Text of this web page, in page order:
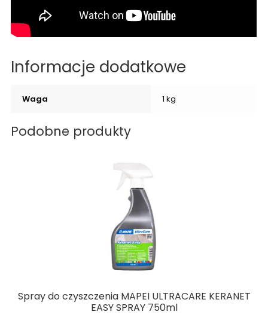
Informacje dodatkowe
Waga 1 kg
Podobne produkty
Spray do czyszczenia MAPEI ULTRACARE KERANET
EASY SPRAY 750ml